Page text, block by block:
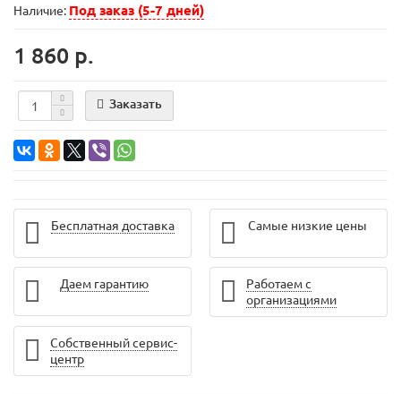
Наличие: Под заказ (5-7 дней)
1 860 р.
Заказать
Бесплатная доставка Самые низкие цены
Даем гарантию
Работаем с
организациями
Собственный сервис-
центр